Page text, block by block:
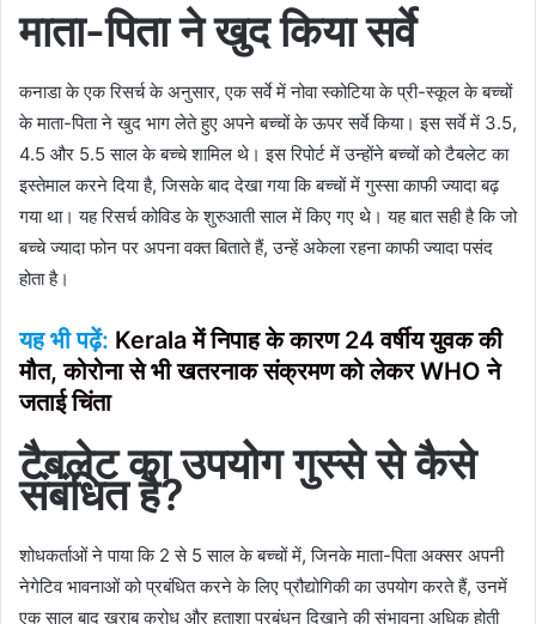
माता-पिता ने खुद किया सर्वे
कनाडा के एक रिसर्च के अनुसार, एक सर्वे में नोवा स्कोटिया के प्री-स्कूल के बच्चों
के माता-पिता ने खुद भाग लेते हुए अपने बच्चों के ऊपर सर्वे किया। इस सर्वे में 3.5,
4.5 और 5.5 साल के बच्चे शामिल थे। इस रिपोर्ट में उन्होंने बच्चों को टैबलेट का
इस्तेमाल करने दिया है, जिसके बाद देखा गया कि बच्चों में गुस्सा काफी ज्यादा बढ़
गया था। यह रिसर्च कोविड के शुरुआती साल में किए गए थे। यह बात सही है कि जो
बच्चे ज्यादा फोन पर अपना वक्त बिताते हैं, उन्हें अकेला रहना काफी ज्यादा पसंद
होता है।
यह भी पढ़ें: Kerala में निपाह के कारण 24 वर्षीय युवक की
मौत, कोरोना से भी खतरनाक संक्रमण को लेकर WHO ने
जताई चिंता
टैबलेट का उपयोग गुस्‍से से कैसे
संबंधित है?
शोधकर्ताओं ने पाया कि 2 से 5 साल के बच्चों में, जिनके माता-पिता अक्सर अपनी
नेगेटिव भावनाओं को प्रबंधित करने के लिए प्रौद्योगिकी का उपयोग करते हैं, उनमें
एक साल बाद खराब क्रोध और हताशा प्रबंधन दिखाने की संभावना अधिक होती